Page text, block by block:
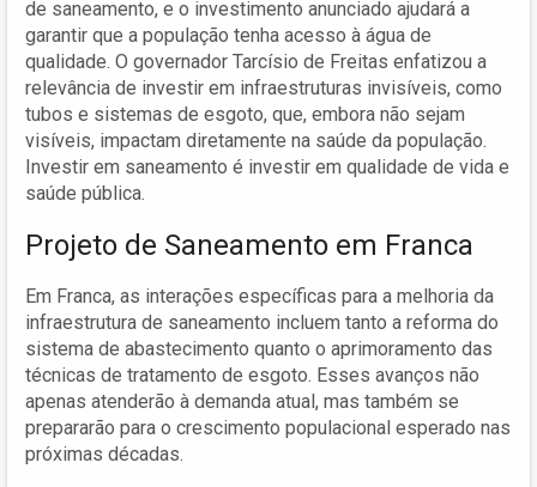
de saneamento, e o investimento anunciado ajudará a
garantir que a população tenha acesso à água de
qualidade. O governador Tarcísio de Freitas enfatizou a
relevância de investir em infraestruturas invisíveis, como
tubos e sistemas de esgoto, que, embora não sejam
visíveis, impactam diretamente na saúde da população.
Investir em saneamento é investir em qualidade de vida e
saúde pública.
Projeto de Saneamento em Franca
Em Franca, as interações específicas para a melhoria da
infraestrutura de saneamento incluem tanto a reforma do
sistema de abastecimento quanto o aprimoramento das
técnicas de tratamento de esgoto. Esses avanços não
apenas atenderão à demanda atual, mas também se
prepararão para o crescimento populacional esperado nas
próximas décadas.